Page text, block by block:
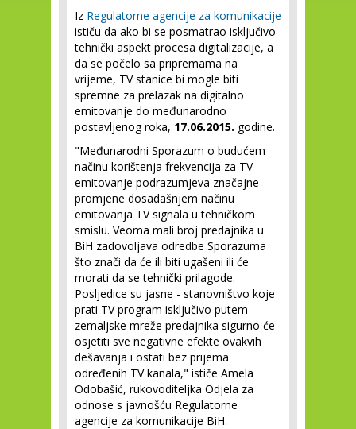
Iz Regulatorne agencije za komunikacije
ističu da ako bi se posmatrao isključivo
tehnički aspekt procesa digitalizacije, a
da se počelo sa pripremama na
vrijeme, TV stanice bi mogle biti
spremne za prelazak na digitalno
emitovanje do međunarodno
postavljenog roka, 17.06.2015. godine.
"Međunarodni Sporazum o budućem
načinu korištenja frekvencija za TV
emitovanje podrazumjeva značajne
promjene dosadašnjem načinu
emitovanja TV signala u tehničkom
smislu. Veoma mali broj predajnika u
BiH zadovoljava odredbe Sporazuma
što znači da će ili biti ugašeni ili će
morati da se tehnički prilagode.
Posljedice su jasne - stanovništvo koje
prati TV program isključivo putem
zemaljske mreže predajnika sigurno će
osjetiti sve negativne efekte ovakvih
dešavanja i ostati bez prijema
određenih TV kanala," ističe Amela
Odobašić, rukovoditeljka Odjela za
odnose s javnošću Regulatorne
agencije za komunikacije BiH.